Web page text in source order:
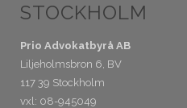
STOCKHOLM
Prio Advokatbyrå AB
Liljeholmsbron 6, BV
117 39 Stockholm
vxl: 08-945049